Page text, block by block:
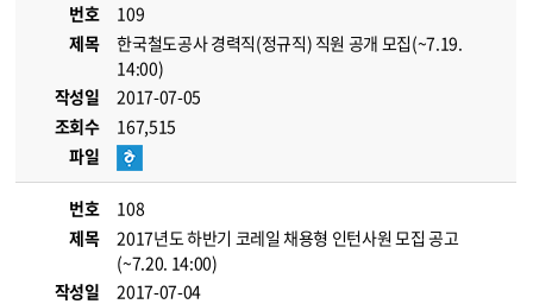
번호
109
제목
한국철도공사 경력직(정규직) 직원 공개 모집(~7.19.
14:00)
작성일
2017-07-05
조회수
167,515
파일
번호
108
제목
2017년도 하반기 코레일 채용형 인턴사원 모집 공고
(~7.20. 14:00)
작성일
2017-07-04